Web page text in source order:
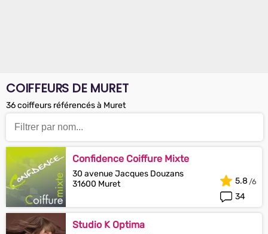
COIFFEURS DE MURET
36 coiffeurs référencés à Muret
Confidence Coiffure Mixte
30 avenue Jacques Douzans
31600 Muret
34
5.8
Studio K Optima